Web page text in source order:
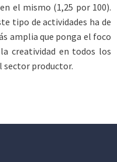
el mismo (1,25 por 100).
tipo de actividades ha de
amplia que ponga el foco
creatividad en todos los
sector productor.